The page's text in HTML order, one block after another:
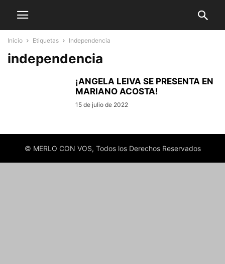
Inicio Etiquetas Independencia
independencia
¡ANGELA LEIVA SE PRESENTA EN
MARIANO ACOSTA!
15 de julio de 2022
© MERLO CON VOS, Todos los Derechos Reservados